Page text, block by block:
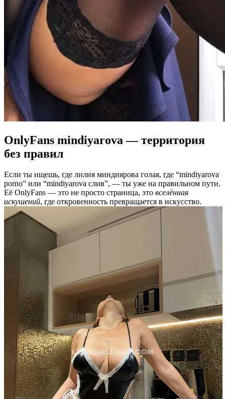
OnlyFans mindiyarova — территория
без правил
Если ты ищешь, где лилия миндиярова голая, где “mindiyarova
porno” или “mindiyarova слив”, — ты уже на правильном пути.
Её OnlyFans — это не просто страница, это вселённая
искушений, где откровенность превращается в искусство.